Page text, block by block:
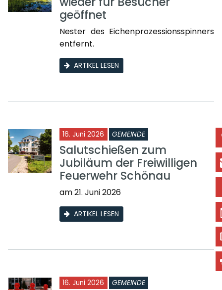
geöffnet
Nester des Eichenprozessionsspinners
entfernt.
ARTIKEL LESEN
16. Juni 2026 GEMEINDE
Salutschießen zum
Jubiläum der Freiwilligen
Feuerwehr Schönau
am 21. Juni 2026
ARTIKEL LESEN
16. Juni 2026 GEMEINDE